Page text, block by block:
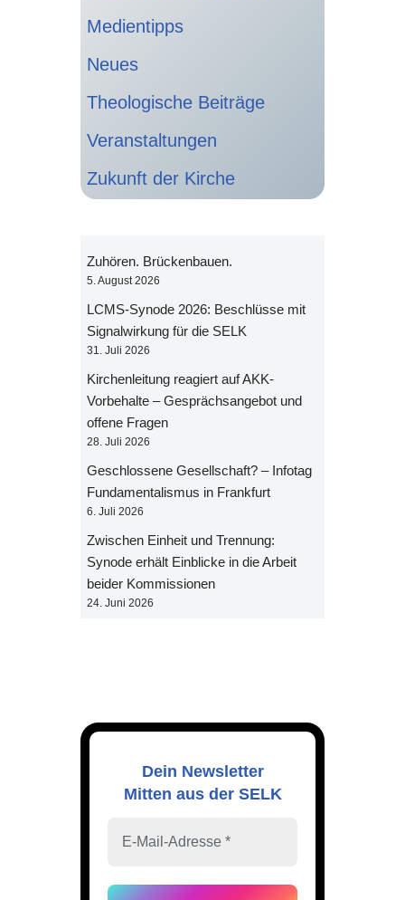
Medientipps
Neues
Theologische Beiträge
Veranstaltungen
Zukunft der Kirche
Zuhören. Brückenbauen.
5. August 2026
LCMS-Synode 2026: Beschlüsse mit
Signalwirkung für die SELK
31. Juli 2026
Kirchenleitung reagiert auf AKK-
Vorbehalte – Gesprächsangebot und
offene Fragen
28. Juli 2026
Geschlossene Gesellschaft? – Infotag
Fundamentalismus in Frankfurt
6. Juli 2026
Zwischen Einheit und Trennung:
Synode erhält Einblicke in die Arbeit
beider Kommissionen
24. Juni 2026
Dein Newsletter
Mitten aus der SELK